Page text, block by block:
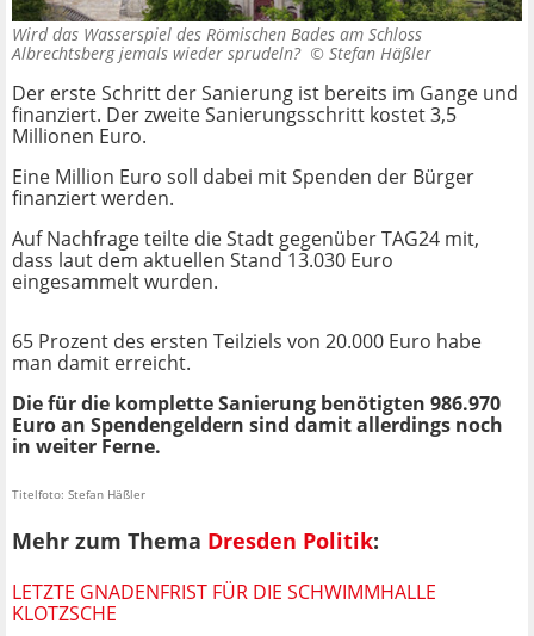
Wird das Wasserspiel des Römischen Bades am Schloss
Albrechtsberg jemals wieder sprudeln? © Stefan Häßler
Der erste Schritt der Sanierung ist bereits im Gange und
finanziert. Der zweite Sanierungsschritt kostet 3,5
Millionen Euro.
Eine Million Euro soll dabei mit Spenden der Bürger
finanziert werden.
Auf Nachfrage teilte die Stadt gegenüber TAG24 mit,
dass laut dem aktuellen Stand 13.030 Euro
eingesammelt wurden.
65 Prozent des ersten Teilziels von 20.000 Euro habe
man damit erreicht.
Die für die komplette Sanierung benötigten 986.970
Euro an Spendengeldern sind damit allerdings noch
in weiter Ferne.
Titelfoto: Stefan Häßler
Mehr zum Thema Dresden Politik:
LETZTE GNADENFRIST FÜR DIE SCHWIMMHALLE
KLOTZSCHE